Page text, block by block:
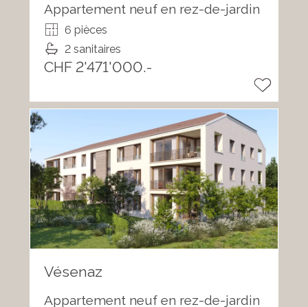
Appartement neuf en rez-de-jardin
6 pièces
2 sanitaires
CHF 2'471'000.-
Vésenaz
Appartement neuf en rez-de-jardin